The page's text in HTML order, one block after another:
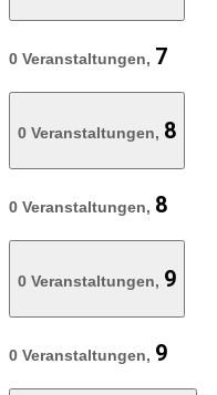
0 Veranstaltungen, 7
0 Veranstaltungen, 8
0 Veranstaltungen, 8
0 Veranstaltungen, 9
0 Veranstaltungen, 9